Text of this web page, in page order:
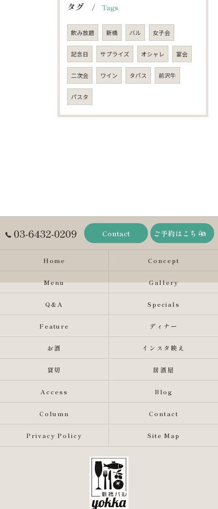
タグ Tags
飲み放題 新橋 バル 女子会
記念日 サプライズ オシャレ 宴会
二次会 ワイン タパス 前沢牛
パスタ
03-6432-0209 Contact ご予約はこちら
Home Concept
Menu Gallery
Q&A Specials
Feature ディナー
お酒 インスタ映え
貸切 居酒屋
Access Blog
Column Contact
Privacy Policy Site Map